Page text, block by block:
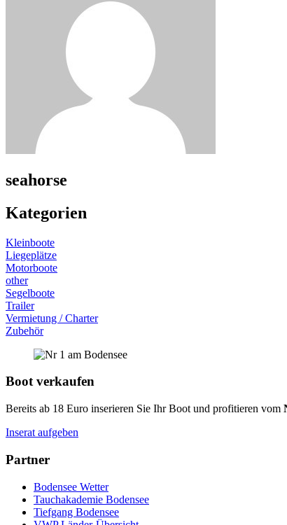
seahorse
Kategorien
Kleinboote
Liegeplätze
Motorboote
other
Segelboote
Trailer
Vermietung / Charter
Zubehör
Boot verkaufen
Bereits ab 18 Euro inserieren Sie Ihr Boot und profitieren vom
Inserat aufgeben
Partner
Bodensee Wetter
Tauchakademie Bodensee
Tiefgang Bodensee